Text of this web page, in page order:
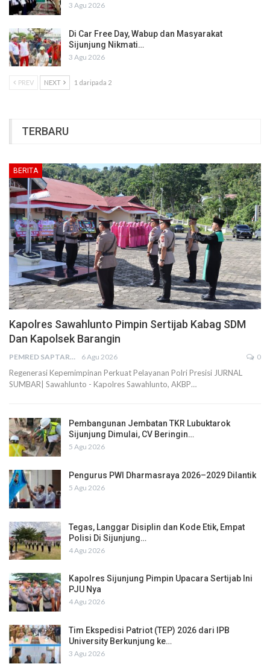
3 Agu 2026
Di Car Free Day, Wabup dan Masyarakat
Sijunjung Nikmati…
3 Agu 2026
PREV NEXT 1 daripada 2
TERBARU
BERITA
Kapolres Sawahlunto Pimpin Sertijab Kabag SDM
Dan Kapolsek Barangin
PEMRED SAPTARIUS 6 Agu 2026 0
Regenerasi Kepemimpinan Perkuat Pelayanan Polri Presisi JURNAL
SUMBAR| Sawahlunto - Kapolres Sawahlunto, AKBP…
Pembangunan Jembatan TKR Lubuktarok
Sijunjung Dimulai, CV Beringin…
5 Agu 2026
Pengurus PWI Dharmasraya 2026–2029 Dilantik
5 Agu 2026
Tegas, Langgar Disiplin dan Kode Etik, Empat
Polisi Di Sijunjung…
4 Agu 2026
Kapolres Sijunjung Pimpin Upacara Sertijab Ini
PJU Nya
4 Agu 2026
Tim Ekspedisi Patriot (TEP) 2026 dari IPB
University Berkunjung ke…
3 Agu 2026